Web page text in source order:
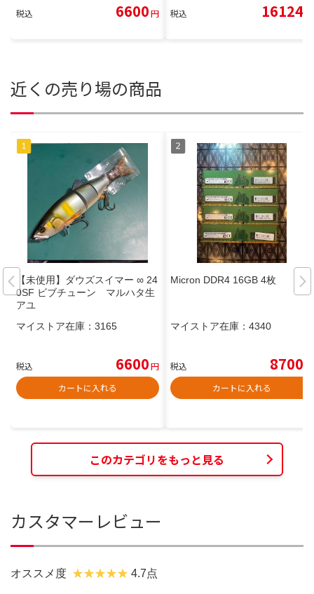
税込 6600円 税込 16124
近くの売り場の商品
【未使用】ダウズスイマー ∞ 24
0SF ビブチューン マルハタ生
アユ
マイストア在庫： 3165
税込 6600円
カートに入れる
Micron DDR4 16GB 4枚
マイストア在庫： 4340
税込 8700
カートに入れる
このカテゴリをもっと見る
カスタマーレビュー
オススメ度 4.7点